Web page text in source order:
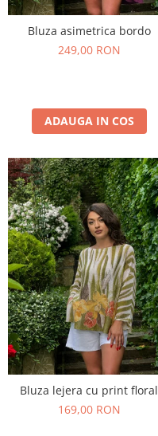
Bluza asimetrica bordo
249,00 RON
ADAUGA IN COS
Bluza lejera cu print floral
169,00 RON